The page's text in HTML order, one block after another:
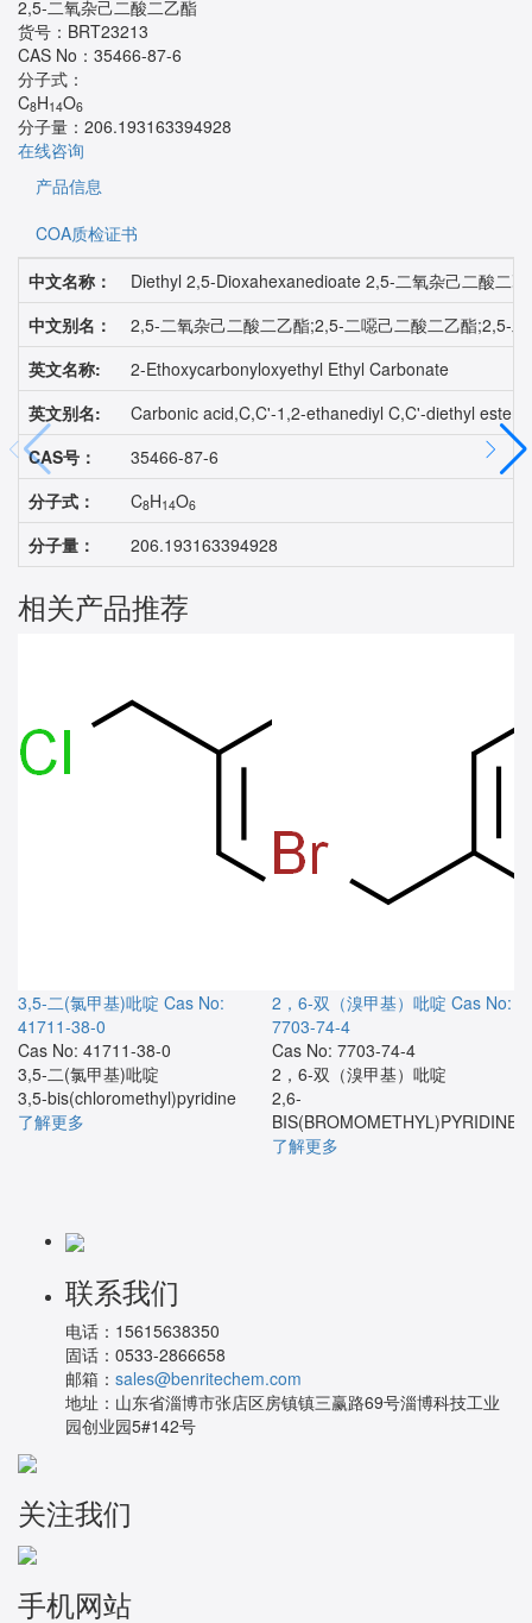
2,5-二氧杂己二酸二乙酯
货号： BRT23213
CAS No： 35466-87-6
分子式：
C8H14O6
分子量： 206.193163394928
在线咨询
产品信息
COA质检证书
中文名称：
Diethyl 2,5-Dioxahexanedioate 2,5-二氧杂己二酸二
中文别名：
2,5-二氧杂己二酸二乙酯;2,5-二噁己二酸二乙酯;2,5-
英文名称:
2-Ethoxycarbonyloxyethyl Ethyl Carbonate
英文别名:
Carbonic acid,C,C'-1,2-ethanediyl C,C'-diethyl
CAS号：
35466-87-6
分子式：
C8H14O6
分子量： 206.193163394928
相关产品推荐
3,5-二(氯甲基)吡啶 Cas No:
41711-38-0
Cas No: 41711-38-0
3,5-二(氯甲基)吡啶
3,5-bis(chloromethyl)pyridine
了解更多
2，6-双（溴甲基）吡啶 Cas No:
7703-74-4
Cas No: 7703-74-4
2，6-双（溴甲基）吡啶
2,6-
BIS(BROMOMETHYL)PYRIDINE
了解更多
联系我们
电话： 15615638350
固话： 0533-2866658
邮箱： sales@benritechem.com
地址： 山东省淄博市张店区房镇镇三赢路69号淄博科技工业
园创业园5#142号
关注我们
手机网站